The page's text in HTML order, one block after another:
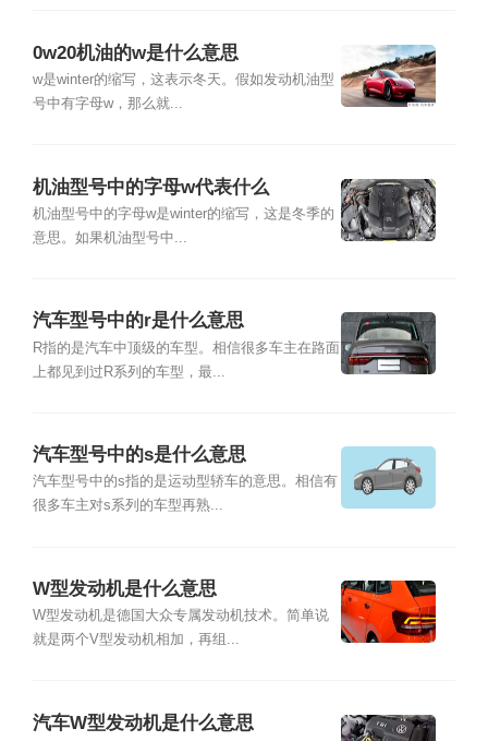
0w20机油的w是什么意思
w是winter的缩写，这表示冬天。假如发动机油型
号中有字母w，那么就...
机油型号中的字母w代表什么
机油型号中的字母w是winter的缩写，这是冬季的
意思。如果机油型号中...
汽车型号中的r是什么意思
R指的是汽车中顶级的车型。相信很多车主在路面
上都见到过R系列的车型，最...
汽车型号中的s是什么意思
汽车型号中的s指的是运动型轿车的意思。相信有
很多车主对s系列的车型再熟...
W型发动机是什么意思
W型发动机是德国大众专属发动机技术。简单说
就是两个V型发动机相加，再组...
汽车W型发动机是什么意思